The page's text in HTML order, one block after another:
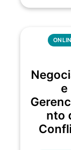
e
nto